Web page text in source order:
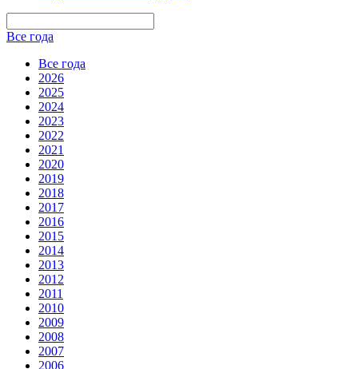
Все года
Все года
2026
2025
2024
2023
2022
2021
2020
2019
2018
2017
2016
2015
2014
2013
2012
2011
2010
2009
2008
2007
2006